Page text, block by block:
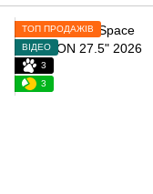
ТОП ПРОДАЖІВ
ВІДЕО
3
3